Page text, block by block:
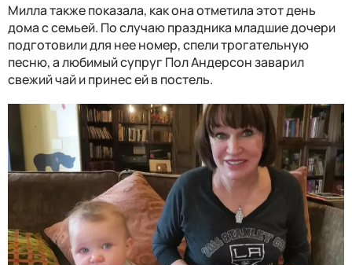
Милла также показала, как она отметила этот день
дома с семьей. По случаю праздника младшие дочери
подготовили для нее номер, спели трогательную
песню, а любимый супруг Пол Андерсон заварил
свежий чай и принес ей в постель.